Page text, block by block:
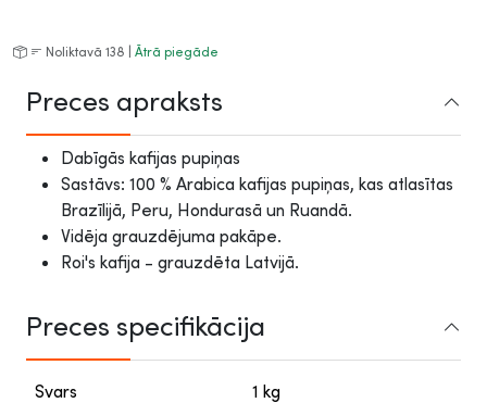
Noliktavā 138 | Ātrā piegāde
Preces apraksts
Dabīgās kafijas pupiņas
Sastāvs: 100 % Arabica kafijas pupiņas, kas atlasītas
Brazīlijā, Peru, Hondurasā un Ruandā.
Vidēja grauzdējuma pakāpe.
Roi's kafija - grauzdēta Latvijā.
Preces specifikācija
Svars 1 kg